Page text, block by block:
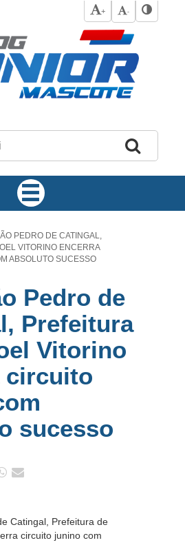
+ -
PEDRO DE CATINGAL,
VITORINO ENCERRA
ABSOLUTO SUCESSO
Pedro de
Prefeitura
Vitorino
circuito
sucesso